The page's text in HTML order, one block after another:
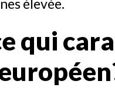
élevée.
qui